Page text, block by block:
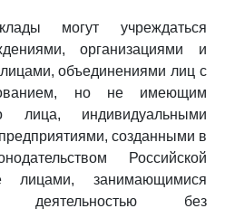
могут учреждаться
организациями и
объединениями лиц с
но не имеющим
лица, индивидуальными
созданными в
Российской
лицами, занимающимися
деятельностью без